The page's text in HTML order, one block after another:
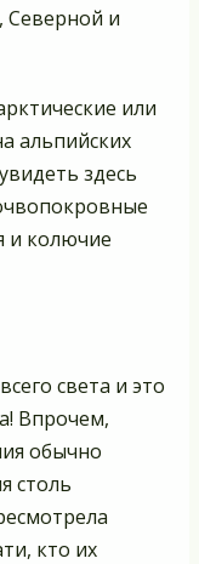
и
или
альпийских
здесь
и колючие
света и это
Впрочем,
обычно
столь
кто их